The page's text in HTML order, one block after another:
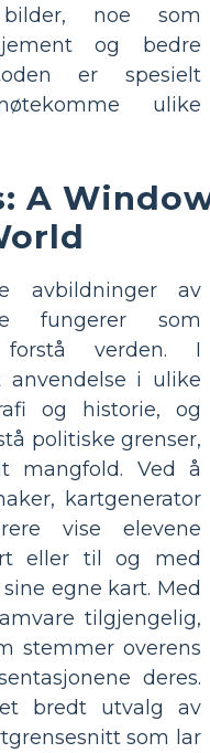
noe som
og bedre
er spesielt
ulike
A
avbildninger av
fungerer som
verden. I
anvendelse i ulike
og historie, og
politiske grenser,
mangfold. Ved å
kartgenerator
vise elevene
eller til og med
egne kart. Med
tilgjengelig,
stemmer overens
deres.
bredt utvalg av
som lar